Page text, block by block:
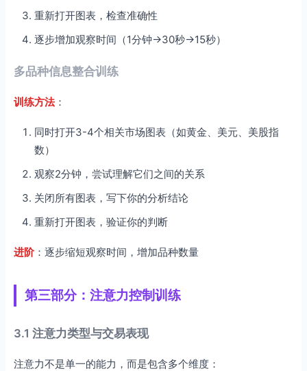
重新打开图表，检查准确性
逐步增加观察时间（1分钟→30秒→15秒）
多品种信息整合训练
训练方法：
同时打开3-4个相关市场图表（如黄金、美元、美股指
数）
观察2分钟，尝试理解它们之间的关系
关闭所有图表，写下你的分析结论
重新打开图表，验证你的判断
进阶：逐步缩短观察时间，增加品种数量
第三部分：注意力控制训练
3.1 注意力类型与交易表现
注意力不是单一的能力，而是包含多个维度：